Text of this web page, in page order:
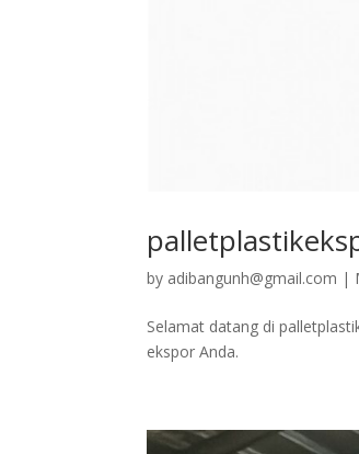
by adibangunh@gmail.com |
Selamat datang di
ekspor Anda.